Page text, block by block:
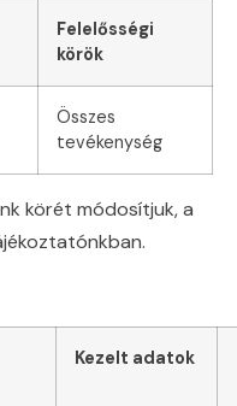
Felelősségi
körök
Összes
tevékenység
körét módosítjuk, a
Kezelt adatok